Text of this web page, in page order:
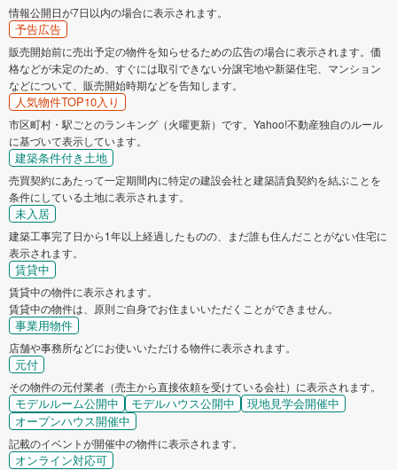
情報公開日が7日以内の場合に表示されます。
予告広告
販売開始前に売出予定の物件を知らせるための広告の場合に表示されます。価
格などが未定のため、すぐには取引できない分譲宅地や新築住宅、マンション
などについて、販売開始時期などを告知します。
人気物件TOP10入り
市区町村・駅ごとのランキング（火曜更新）です。Yahoo!不動産独自のルール
に基づいて表示しています。
建築条件付き土地
売買契約にあたって一定期間内に特定の建設会社と建築請負契約を結ぶことを
条件にしている土地に表示されます。
未入居
建築工事完了日から1年以上経過したものの、まだ誰も住んだことがない住宅に
表示されます。
賃貸中
賃貸中の物件に表示されます。
賃貸中の物件は、原則ご自身でお住まいいただくことができません。
事業用物件
店舗や事務所などにお使いいただける物件に表示されます。
元付
その物件の元付業者（売主から直接依頼を受けている会社）に表示されます。
モデルルーム公開中 モデルハウス公開中
現地見学会開催中
オープンハウス開催中
記載のイベントが開催中の物件に表示されます。
オンライン対応可